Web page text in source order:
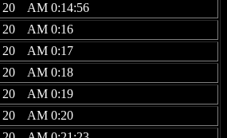
20 AM 0:14:56
20 AM 0:16
20 AM 0:17
20 AM 0:18
20 AM 0:19
20 AM 0:20